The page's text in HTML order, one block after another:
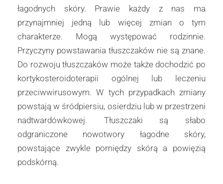
łagodnych skóry. Prawie każdy z nas ma
przynajmniej jedną lub więcej zmian o tym
charakterze. Mogą występować rodzinnie.
Przyczyny powstawania tłuszczaków nie są znane.
Do rozwoju tłuszczaków może także dochodzić po
kortykosteroidoterapii ogólnej lub leczeniu
przeciwwirusowym. W tych przypadkach zmiany
powstają w śródpiersiu, osierdziu lub w przestrzeni
nadtwardówkowej. Tłuszczaki są słabo
odgraniczone nowotwory łagodne skóry,
powstające zwykle pomiędzy skórą a powięzią
podskórną.